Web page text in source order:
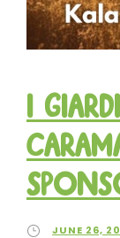
I
JUNE 26,